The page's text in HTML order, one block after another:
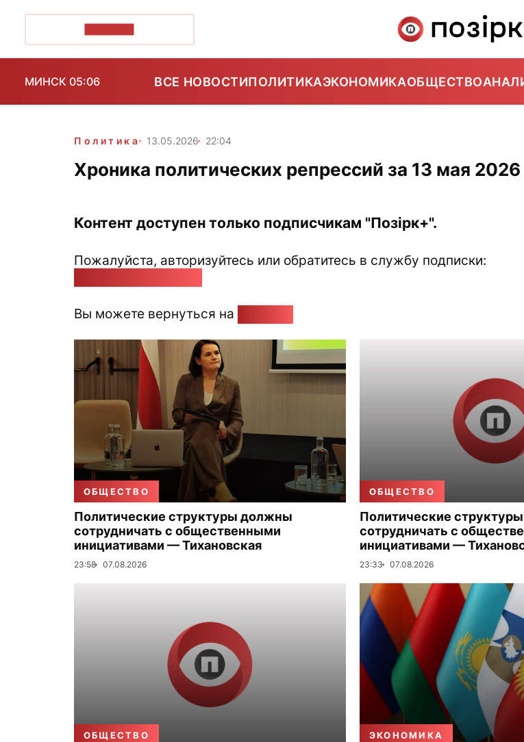
МИНСК 05:06 ВСЕ НОВОСТИПОЛИТИКАЭКОНОМИКАОБЩЕСТВО
Политика 13.05.2026 22:04
Хроника политических репрессий за 13 мая 2026
Контент доступен только подписчикам "Позірк+".
Пожалуйста, авторизуйтесь или обратитесь в службу подписки:
Вы можете вернуться на
ОБЩЕСТВО
Политические структуры должны
сотрудничать с общественными
инициативами — Тихановская
23:58 07.08.2026
ОБЩЕСТВО
Политические
сотрудничать с
инициативами —
23:33 07.08.2026
ОБЩЕСТВО ЭКОНОМИКА